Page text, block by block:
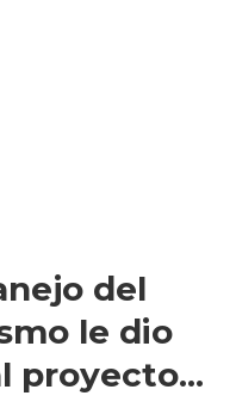
del
le dio
proyecto...